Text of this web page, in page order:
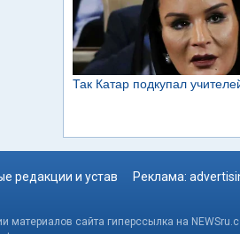
редакции и устав Реклама:
сайта гиперссылка на